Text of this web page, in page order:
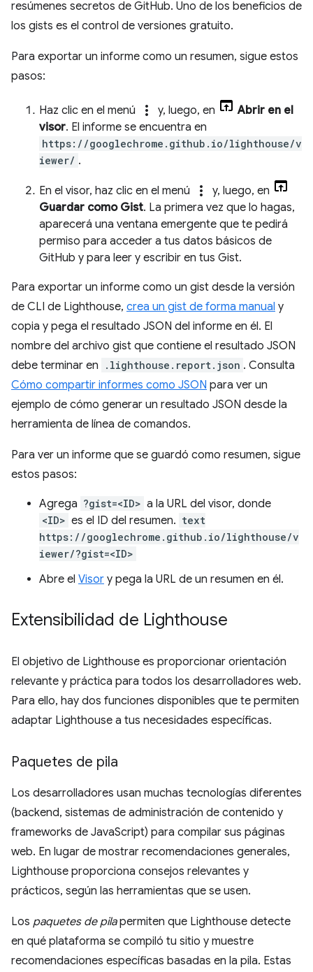
resúmenes secretos de GitHub. Uno de los beneficios de
los gists es el control de versiones gratuito.
Para exportar un informe como un resumen, sigue estos
pasos:
Haz clic en el menú more_vert y, luego, en
Abrir en el
visor. El informe se encuentra en
https://googlechrome.github.io/lighthouse/v
iewer/ .
En el visor, haz clic en el menú more_vert
y, luego, en
Guardar como Gist. La primera vez que lo hagas,
aparecerá una ventana emergente que te pedirá
permiso para acceder a tus datos básicos de
GitHub y para leer y escribir en tus Gist.
Para exportar un informe como un gist desde la versión
de CLI de Lighthouse, crea un gist de forma manual y
copia y pega el resultado JSON del informe en él. El
nombre del archivo gist que contiene el resultado JSON
debe terminar en
.lighthouse.report.json . Consulta
Cómo compartir informes como JSON para ver un
ejemplo de cómo generar un resultado JSON desde la
herramienta de línea de comandos.
Para ver un informe que se guardó como resumen, sigue
estos pasos:
Agrega ?gist=<ID> a la URL del visor, donde
<ID> es el ID del resumen. text
https://googlechrome.github.io/lighthouse/v
iewer/?gist=<ID>
Abre el Visor y pega la URL de un resumen en él.
Extensibilidad de Lighthouse
El objetivo de Lighthouse es proporcionar orientación
relevante y práctica para todos los desarrolladores web.
Para ello, hay dos funciones disponibles que te permiten
adaptar Lighthouse a tus necesidades específicas.
Paquetes de pila
Los desarrolladores usan muchas tecnologías diferentes
(backend, sistemas de administración de contenido y
frameworks de JavaScript) para compilar sus páginas
web. En lugar de mostrar recomendaciones generales,
Lighthouse proporciona consejos relevantes y
prácticos, según las herramientas que se usen.
Los paquetes de pilapermiten que Lighthouse detecte
en qué plataforma se compiló tu sitio y muestre
recomendaciones específicas basadas en la pila. Estas